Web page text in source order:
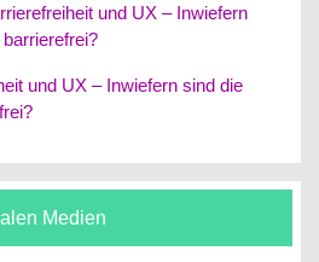
und UX – Inwiefern
und UX – Inwiefern sind die
Medien